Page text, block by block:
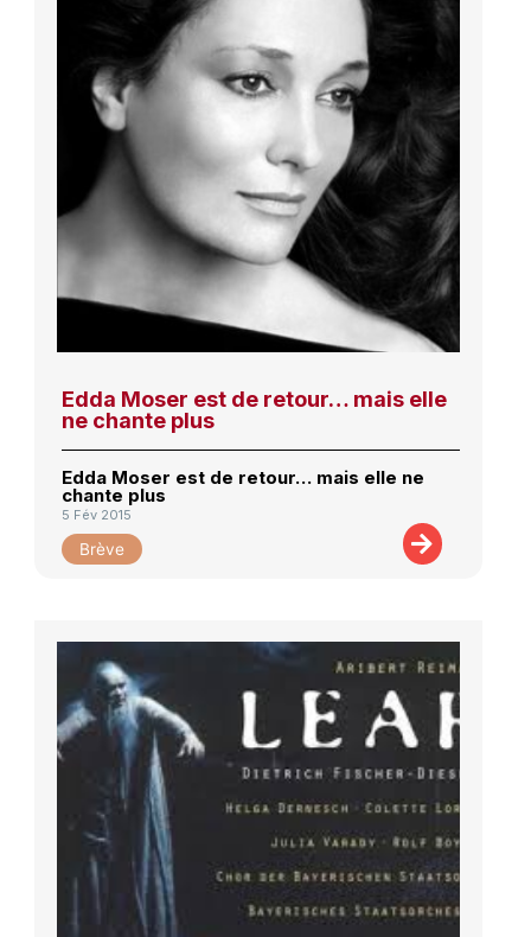
Edda Moser est de retour… mais elle
ne chante plus
Edda Moser est de retour… mais elle ne
chante plus
5 Fév 2015
Brève